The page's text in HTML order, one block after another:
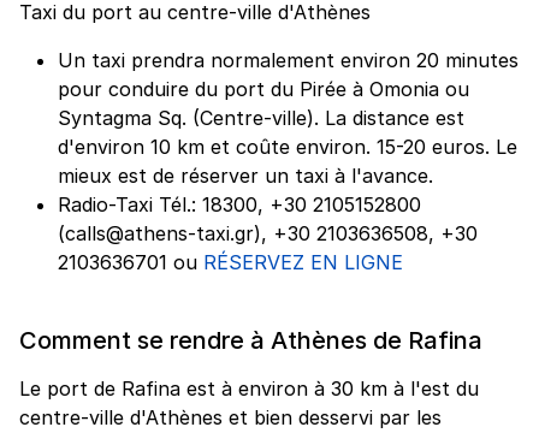
Taxi du port au centre-ville d'Athènes
Un taxi prendra normalement environ 20 minutes
pour conduire du port du Pirée à Omonia ou
Syntagma Sq. (Centre-ville). La distance est
d'environ 10 km et coûte environ. 15-20 euros. Le
mieux est de réserver un taxi à l'avance.
Radio-Taxi Tél.: 18300, +30 2105152800
(calls@athens-taxi.gr), +30 2103636508, +30
2103636701 ou RÉSERVEZ EN LIGNE
Comment se rendre à Athènes de Rafina
Le port de Rafina est à environ à 30 km à l'est du
centre-ville d'Athènes et bien desservi par les